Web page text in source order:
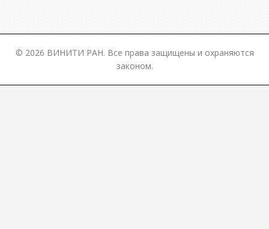
© 2026 ВИНИТИ РАН. Все права защищены и охраняются
законом.